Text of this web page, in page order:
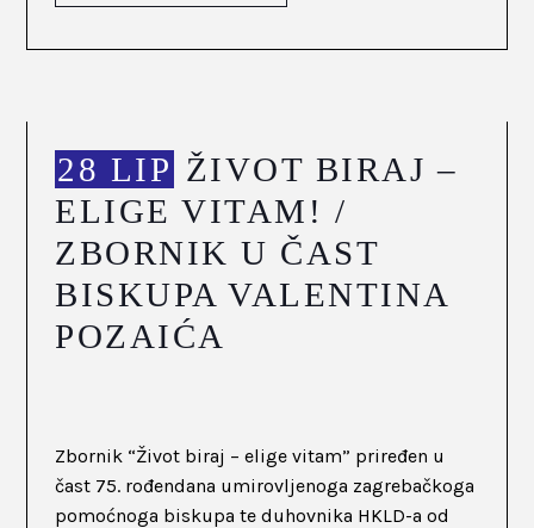
28 LIP ŽIVOT BIRAJ –
ELIGE VITAM! /
ZBORNIK U ČAST
BISKUPA VALENTINA
POZAIĆA
Zbornik “Život biraj – elige vitam” priređen u
čast 75. rođendana umirovljenoga zagrebačkoga
pomoćnoga biskupa te duhovnika HKLD-a od